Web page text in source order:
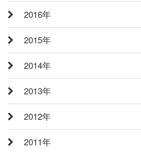
2016年
2015年
2014年
2013年
2012年
2011年